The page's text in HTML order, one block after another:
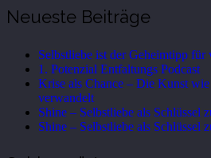
Neueste Beiträge
Selbstliebe ist der Geheimtipp
1. Potenzial Entfaltungs Podcast
Krise als Chance – Die Kunst
verwandelt
Shine – Selbstliebe als Schlüssel
Shine – Selbstliebe als Schlüssel